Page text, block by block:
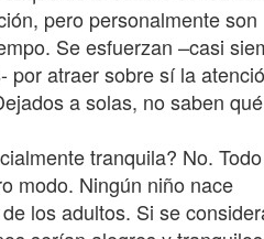
pero personalmente son
Se esfuerzan –casi
por atraer sobre sí la
a solas, no saben
tranquila? No. Todo
modo. Ningún niño nace
los adultos. Si se